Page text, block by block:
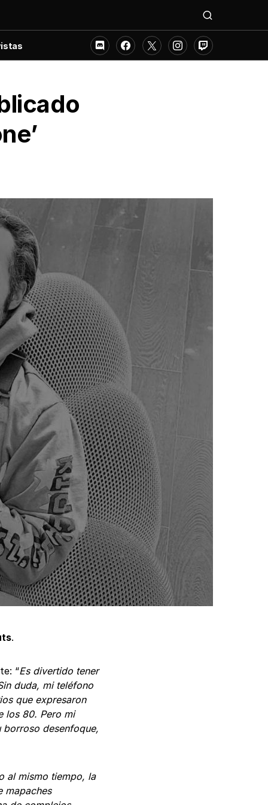
.
“Es divertido tener
duda, mi teléfono
que expresaron
los 80. Pero mi
desenfoque,
al mismo tiempo, la
mapaches